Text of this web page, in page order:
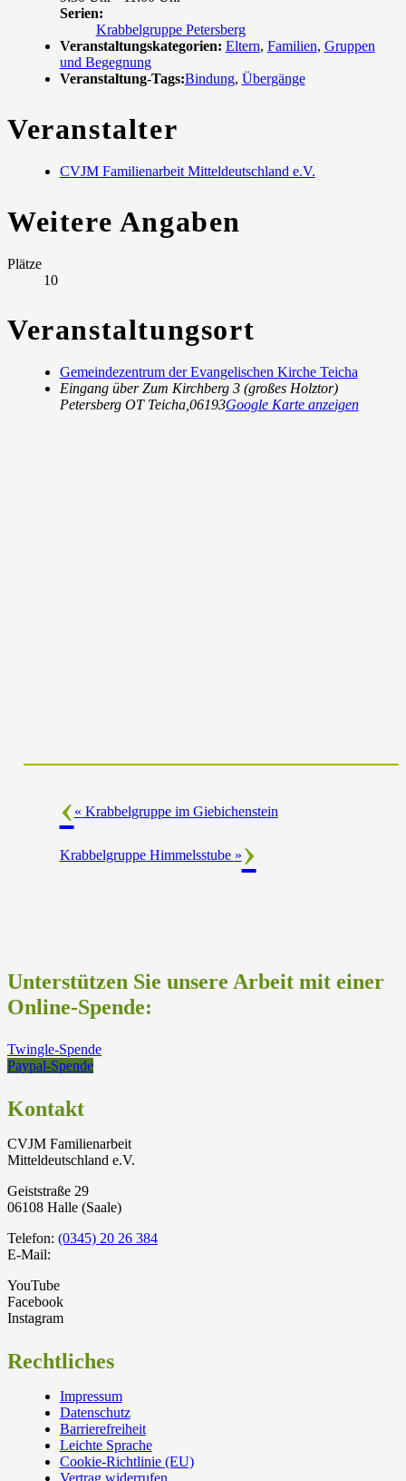
Serien:
Krabbelgruppe Petersberg
Veranstaltungskategorien: Eltern, Familien, Gruppen
und Begegnung
Veranstaltung-Tags:Bindung, Übergänge
Veranstalter
CVJM Familienarbeit Mitteldeutschland e.V.
Weitere Angaben
Plätze
10
Veranstaltungsort
Gemeindezentrum der Evangelischen Kirche Teicha
Eingang über Zum Kirchberg 3 (großes Holztor)
Petersberg OT Teicha,06193Google Karte anzeigen
« Krabbelgruppe im Giebichenstein
Krabbelgruppe Himmelsstube »
Unterstützen Sie unsere Arbeit mit einer
Online-Spende:
Twingle-Spende
Paypal-Spende
Kontakt
CVJM Familienarbeit
Mitteldeutschland e.V.
Geiststraße 29
06108 Halle (Saale)
Telefon: (0345) 20 26 384
E-Mail:
YouTube
Facebook
Instagram
Rechtliches
Impressum
Datenschutz
Barrierefreiheit
Leichte Sprache
Cookie-Richtlinie (EU)